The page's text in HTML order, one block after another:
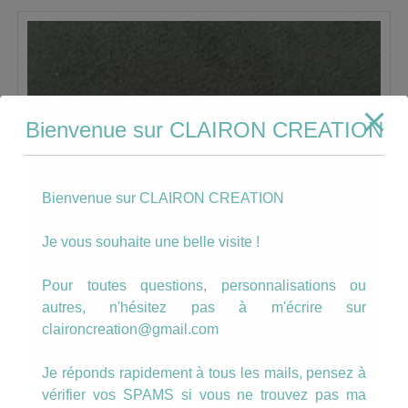
Bienvenue sur CLAIRON CREATION
Bienvenue sur CLAIRON CREATION
Je vous souhaite une belle visite !
Pour toutes questions, personnalisations ou
autres, n'hésitez pas à m'écrire sur
claironcreation@gmail.com
Je réponds rapidement à tous les mails, pensez à
vérifier vos SPAMS si vous ne trouvez pas ma